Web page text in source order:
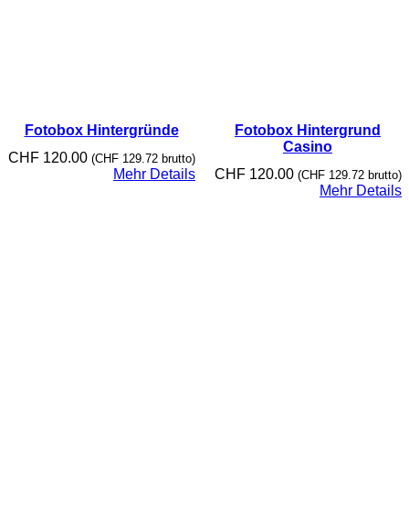
Fotobox Hintergründe
CHF120.00 (CHF129.72brutto)
Mehr Details
Fotobox Hintergrund
Casino
CHF120.00 (CHF129.72brutto)
Mehr Details